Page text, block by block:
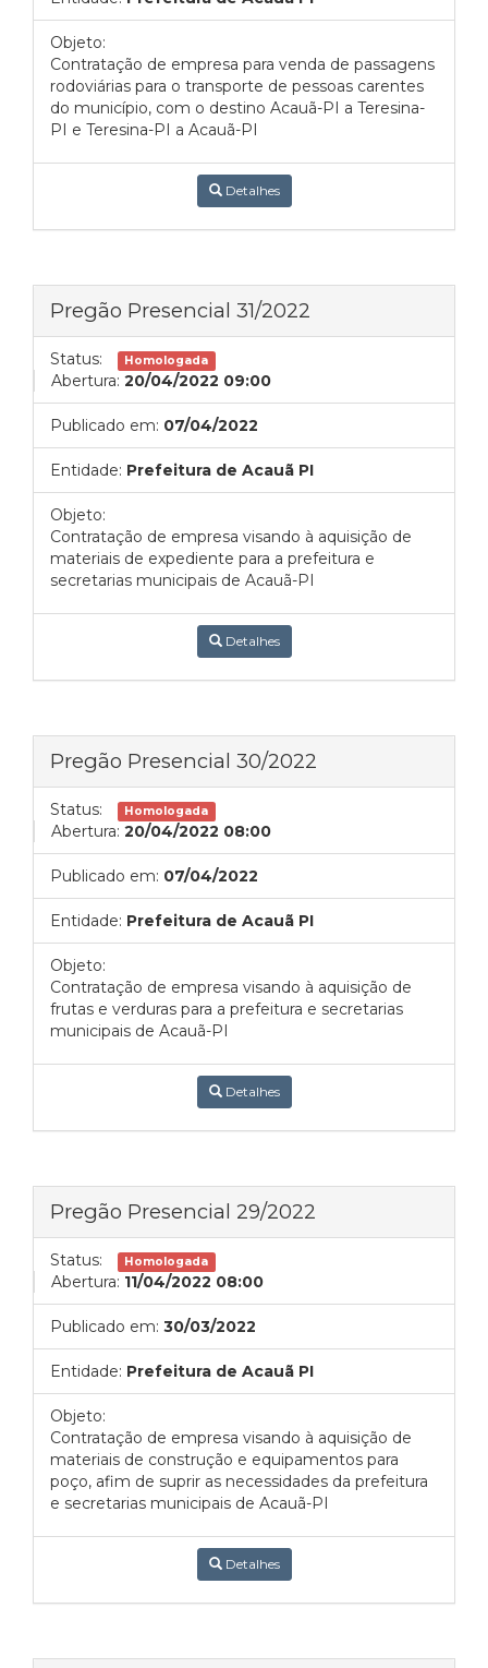
Objeto:
Contratação de empresa para venda de passagens
rodoviárias para o transporte de pessoas carentes
do município, com o destino Acauã-PI a Teresina-
PI e Teresina-PI a Acauã-PI
Detalhes
Pregão Presencial 31/2022
Status: Homologada
Abertura: 20/04/2022 09:00
Publicado em: 07/04/2022
Entidade: Prefeitura de Acauã PI
Objeto:
Contratação de empresa visando à aquisição de
materiais de expediente para a prefeitura e
secretarias municipais de Acauã-PI
Detalhes
Pregão Presencial 30/2022
Status: Homologada
Abertura: 20/04/2022 08:00
Publicado em: 07/04/2022
Entidade: Prefeitura de Acauã PI
Objeto:
Contratação de empresa visando à aquisição de
frutas e verduras para a prefeitura e secretarias
municipais de Acauã-PI
Detalhes
Pregão Presencial 29/2022
Status: Homologada
Abertura: 11/04/2022 08:00
Publicado em: 30/03/2022
Entidade: Prefeitura de Acauã PI
Objeto:
Contratação de empresa visando à aquisição de
materiais de construção e equipamentos para
poço, afim de suprir as necessidades da prefeitura
e secretarias municipais de Acauã-PI
Detalhes